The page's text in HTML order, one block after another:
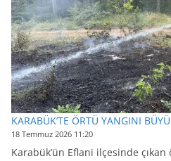
KARABÜK’TE ÖRTÜ YANGINI
18 Temmuz 2026 11:20
Karabük’ün Eflani ilçesinde